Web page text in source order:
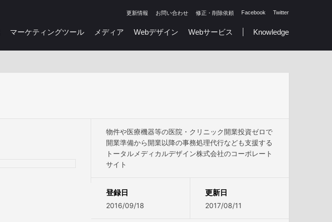
Twitter
Facebook
修正・削除依頼
お問い合わせ
更新情報
Knowledge
Webサービス
Webデザイン
メディア
マーケティングツール
物件や医療機器等の医院・クリニック開業投資ゼロで
開業準備から開業以降の事務処理代行なども支援する
トータルメディカルデザイン株式会社のコーポレート
サイト
登録日
2016/09/18
更新日
2017/08/11